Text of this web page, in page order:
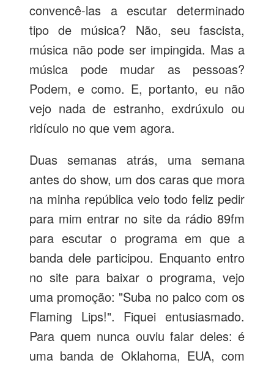
convencê-las a escutar determinado
tipo de música? Não, seu fascista,
música não pode ser impingida. Mas a
música pode mudar as pessoas?
Podem, e como. E, portanto, eu não
vejo nada de estranho, exdrúxulo ou
ridículo no que vem agora.
Duas semanas atrás, uma semana
antes do show, um dos caras que mora
na minha república veio todo feliz pedir
para mim entrar no site da rádio 89fm
para escutar o programa em que a
banda dele participou. Enquanto entro
no site para baixar o programa, vejo
uma promoção: "Suba no palco com os
Flaming Lips!". Fiquei entusiasmado.
Para quem nunca ouviu falar deles: é
uma banda de Oklahoma, EUA, com